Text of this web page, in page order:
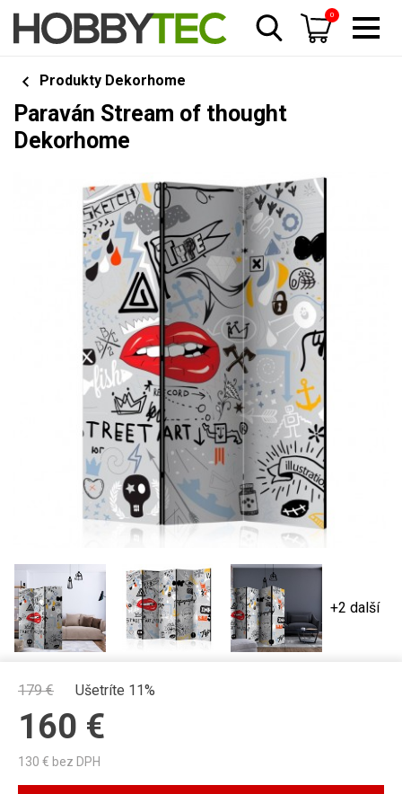
0
Produkty Dekorhome
Paraván Stream of thought
Dekorhome
+2 další
179€ Ušetríte 11%
160 €
130 € bez DPH